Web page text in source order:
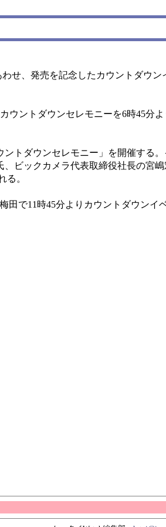
せ、発売を記念したカウントダウン
ウントダウンセレモニーを6時45分
トダウンセレモニー」を開催する。
ビックカメラ代表取締役社長の宮嶋
る。
で11時45分よりカウントダウンイ